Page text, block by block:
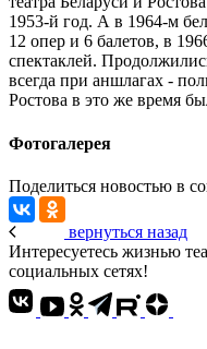
1953-й год. А в 1964-м
12 опер и 6 балетов, в
спектаклей.
всегда при аншлагах -
Ростова в это же время
Фотогалерея
Поделиться новостью в
вернуться назад
Интересуетесь жизнью
социальных сетях!